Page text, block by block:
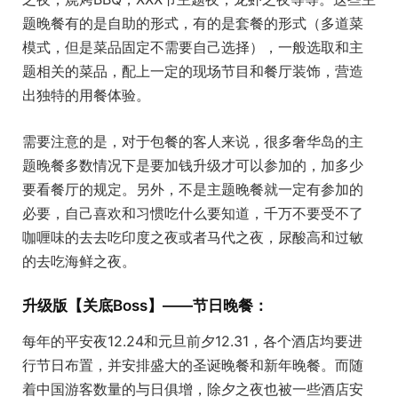
题晚餐有的是自助的形式，有的是套餐的形式（多道菜
模式，但是菜品固定不需要自己选择），一般选取和主
题相关的菜品，配上一定的现场节目和餐厅装饰，营造
出独特的用餐体验。
需要注意的是，对于包餐的客人来说，很多奢华岛的主
题晚餐多数情况下是要加钱升级才可以参加的，加多少
要看餐厅的规定。另外，不是主题晚餐就一定有参加的
必要，自己喜欢和习惯吃什么要知道，千万不要受不了
咖喱味的去去吃印度之夜或者马代之夜，尿酸高和过敏
的去吃海鲜之夜。
升级版【关底Boss】——节日晚餐：
每年的平安夜12.24和元旦前夕12.31，各个酒店均要进
行节日布置，并安排盛大的圣诞晚餐和新年晚餐。而随
着中国游客数量的与日俱增，除夕之夜也被一些酒店安